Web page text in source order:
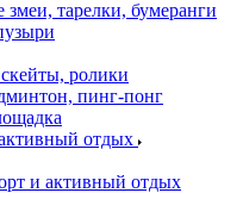
тарелки, бумеранги
ролики
пинг-понг
отдых
и активный отдых